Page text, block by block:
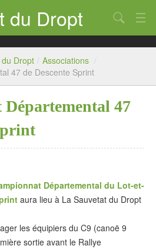
du Dropt
Chercher
Dropt / Associations /
47 de Descente Sprint
47
Départemental du Lot-et-
aura lieu à La Sauvetat du Dropt
les équipiers du C9 (canoë 9
sortie avant le Rallye